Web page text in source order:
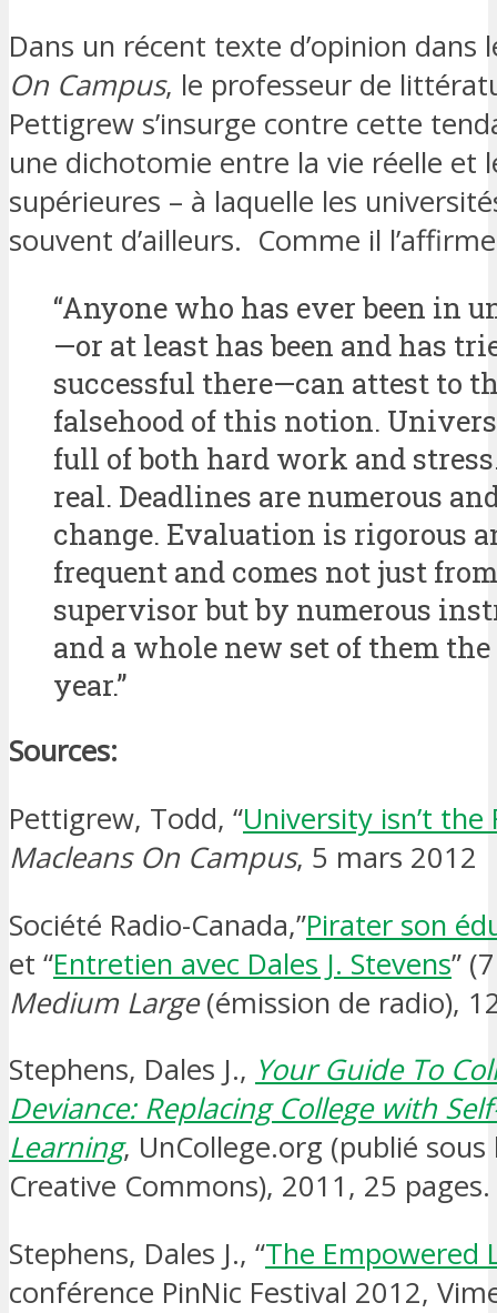
Dans un récent texte d’opinion dans
On Campus, le professeur de
Pettigrew s’insurge contre cette
une dichotomie entre la vie réelle et
supérieures – à laquelle les
souvent d’ailleurs. Comme il
“Anyone who has ever been in
—or at least has been and has
successful there—can attest to
falsehood of this notion.
full of both hard work and
real. Deadlines are numerous
change. Evaluation is rigorous
frequent and comes not just
supervisor but by numerous
and a whole new set of them
year.”
Sources:
Pettigrew, Todd, “University isn’t the
Macleans On Campus, 5 mars 2012
Société Radio-Canada,”Pirater son
et “Entretien avec Dales J. Stevens”
Medium Large(émission de radio),
Stephens, Dales J., Your Guide To
Deviance: Replacing College with
Learning, UnCollege.org (publié sous
Creative Commons), 2011, 25 pages.
Stephens, Dales J., “The Empowered
conférence PinNic Festival 2012,